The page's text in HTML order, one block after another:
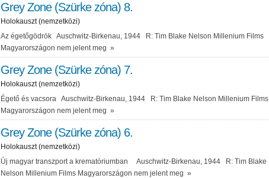
Grey Zone (Szürke zóna) 8.
Holokauszt (nemzetközi)
Az égetőgödrök Auschwitz-Birkenau, 1944 R: Tim Blake Nelson Millenium Films
Magyarországon nem jelent meg »
Grey Zone (Szürke zóna) 7.
Holokauszt (nemzetközi)
Égető és vacsora Auschwitz-Birkenau, 1944 R: Tim Blake Nelson Millenium Films
Magyarországon nem jelent meg »
Grey Zone (Szürke zóna) 6.
Holokauszt (nemzetközi)
Új magyar transzport a krematóriumban Auschwitz-Birkenau, 1944 R: Tim Blake
Nelson Millenium Films Magyarországon nem jelent meg »